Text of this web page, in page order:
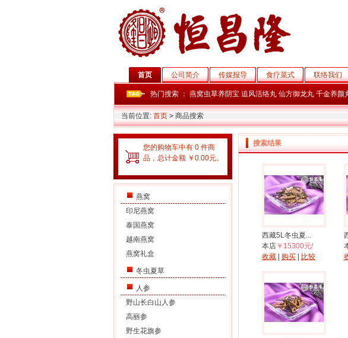
首页 公司简介 传媒报导 食疗菜式 联络我们
热门搜索 ： 燕窝虫草养阴宝 追风活络丸 仙方御龙丸 千金养颜
当前位置: 首页 >商品搜索
您的购物车中有 0 件商
品，总计金额 ￥0.00元。
燕窝
印尼燕窝
泰国燕窝
越南燕窝
燕窝礼盒
冬虫夏草
人参
野山长白山人参
高丽参
野生花旗参
搜索结果
西藏5L冬虫夏...
本店￥15300元/
收藏| 购买| 比较